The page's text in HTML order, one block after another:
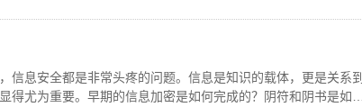
信息安全都是非常头疼的问题。信息是知识的载体，更是关系到
得尤为重要。早期的信息加密是如何完成的？阴符和阴书是如何